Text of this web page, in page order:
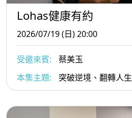
Lohas健康有約
2026/07/19 (日) 20:00
受邀來賓:
蔡美玉
本集主題:
突破逆境、翻轉人生